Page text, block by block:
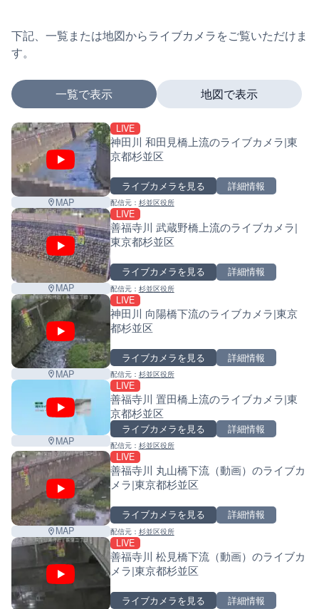
下記、一覧または地図からライブカメラをご覧いただけま
す。
一覧で表示
MAP
LIVE
神田川 和田見橋上流のライブカメラ|東
京都杉並区
ライブカメラを見る 詳細情報
配信元： 杉並区役所
MAP
LIVE
善福寺川 武蔵野橋上流のライブカメラ|
東京都杉並区
ライブカメラを見る 詳細情報
配信元： 杉並区役所
MAP
LIVE
神田川 向陽橋下流のライブカメラ|東京
都杉並区
ライブカメラを見る 詳細情報
配信元： 杉並区役所
MAP
LIVE
善福寺川 置田橋上流のライブカメラ|東
京都杉並区
ライブカメラを見る 詳細情報
配信元： 杉並区役所
MAP
LIVE
善福寺川 丸山橋下流（動画）のライブカ
メラ|東京都杉並区
ライブカメラを見る 詳細情報
配信元： 杉並区役所
LIVE
善福寺川 松見橋下流（動画）のライブカ
メラ|東京都杉並区
ライブカメラを見る 詳細情報
地図で表示
+
−
マーカーをタップするとライブカメラの詳細が表示さ